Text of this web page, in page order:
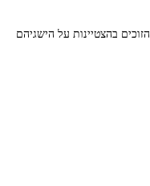
בהצטיינות על הישגיהם